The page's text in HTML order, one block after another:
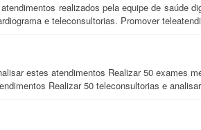
realizados pela equipe de saúde
e teleconsultorias. Promover
estes atendimentos Realizar 50 exames
Realizar 50 teleconsultorias e